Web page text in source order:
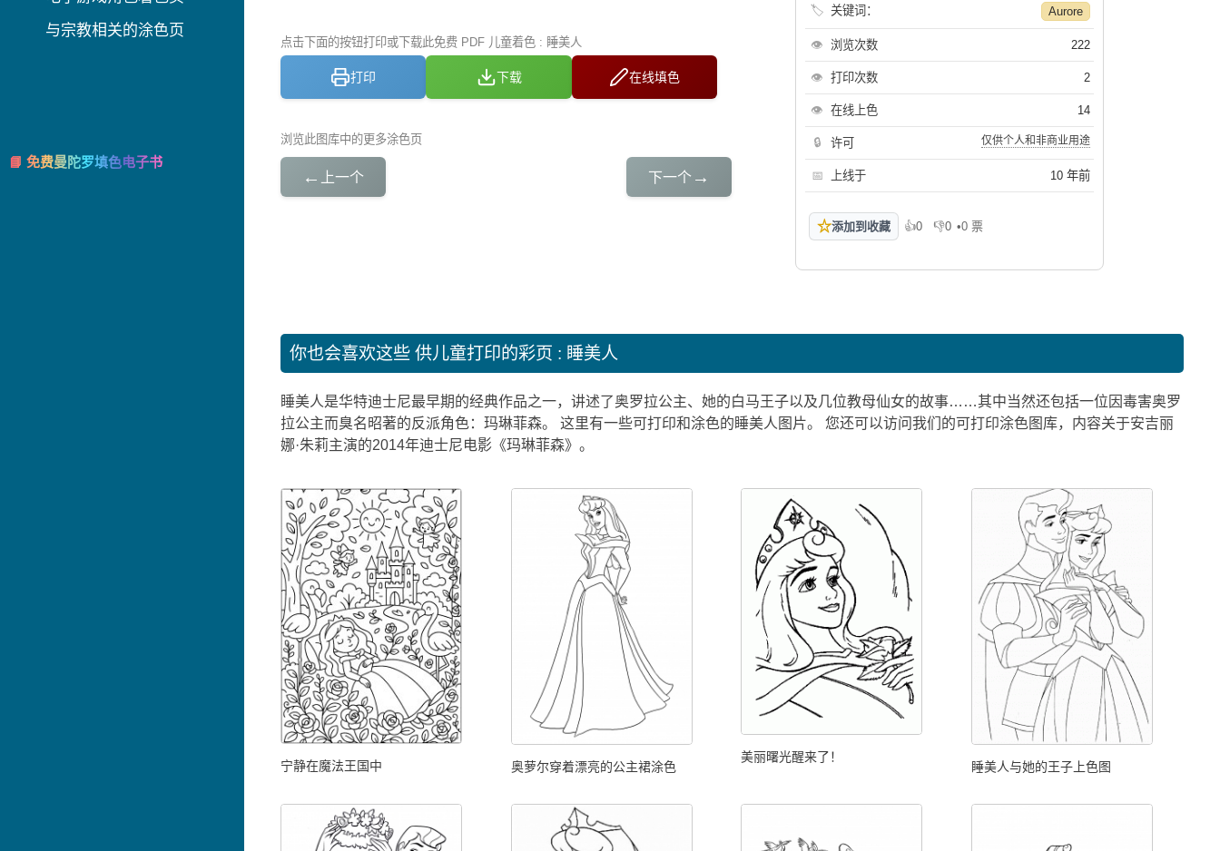
点击下面的按钮打印或下载此免费 PDF 儿童着色 : 睡美人
打印 下载 在线填色
浏览此图库中的更多涂色页
← 上一个 下一个 →
🏷 关键词： Aurore
👁 浏览次数 222
👁 打印次数 2
👁 在线上色 14
🔒 许可 仅供个人和非商业用途
📅 上线于 10 年前
☆添加到收藏 👍0
喜欢 👎0
不喜欢
•0 票
你也会喜欢这些 供儿童打印的彩页 : 睡美人
睡美人是华特迪士尼最早期的经典作品之一，讲述了奥罗拉公主、她的白马王子以及几位教母仙女的故事……其中当然还包括一位因毒害奥罗
拉公主而臭名昭著的反派角色：玛琳菲森。 这里有一些可打印和涂色的睡美人图片。 您还可以访问我们的可打印涂色图库，内容关于安吉丽
娜·朱莉主演的2014年迪士尼电影《玛琳菲森》。
宁静在魔法王国中 奥萝尔穿着漂亮的公主裙涂色
美丽曙光醒来了！
睡美人与她的王子上色图
与宗教相关的涂色页
📘 免费曼陀罗填色电子书